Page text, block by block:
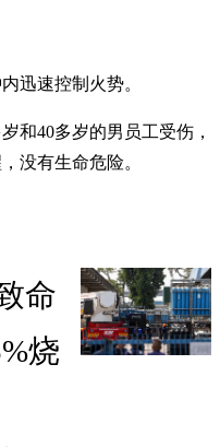
迅速控制火势。
和40多岁的男员工受伤，
没有生命危险。
命
烧